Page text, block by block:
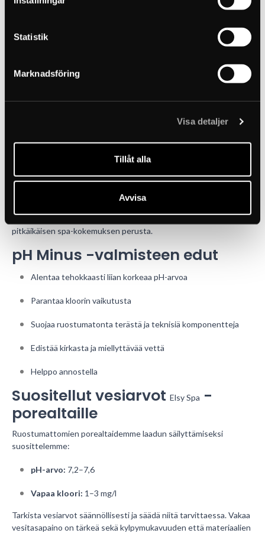
Statistik
Marknadsföring
Visa detaljer
Tillåt alla
Avvisa
Heikentää kloorin desinfioivaa vaikutusta
Aiheuttaa kalkkisaostumia
Vaikuttaa ruostumattoman teräksen pintaan
Nopeuttaa lämmittimien ja pumppujen kulumista
Vaikuttaa ruostumattoman teräksen pintaan
Oikea pH-tasapaino on siksi turvallisen, hygieenisen ja
pitkäikäisen spa-kokemuksen perusta.
pH Minus -valmisteen edut
Alentaa tehokkaasti liian korkeaa pH-arvoa
Parantaa kloorin vaikutusta
Suojaa ruostumatonta terästä ja teknisiä komponentteja
Edistää kirkasta ja miellyttävää vettä
Helppo annostella
Suositellut vesiarvot Elsy Spa -
porealtaille
Ruostumattomien porealtaidemme laadun säilyttämiseksi
suosittelemme:
pH-arvo: 7,2–7,6
Vapaa kloori: 1–3 mg/l
Tarkista vesiarvot säännöllisesti ja säädä niitä tarvittaessa. Vakaa
vesitasapaino on tärkeä sekä kylpymukavuuden että materiaalien